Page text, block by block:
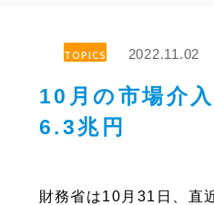
TOPICS 2022.11.02
10月の市場介
6.3兆円
財務省は10月31日、直